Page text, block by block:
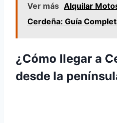
Ver más Alquilar
Cerdeña: Guía
¿Cómo llegar a
desde la